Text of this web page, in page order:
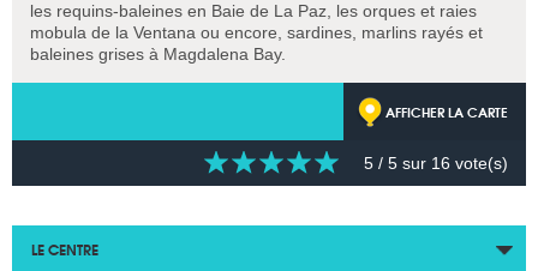
les requins-baleines en Baie de La Paz, les orques et raies
mobula de la Ventana ou encore, sardines, marlins rayés et
baleines grises à Magdalena Bay.
AFFICHER LA CARTE
5 / 5 sur 16 vote(s)
LE CENTRE